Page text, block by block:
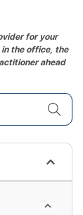
for your
the office, the
ahead